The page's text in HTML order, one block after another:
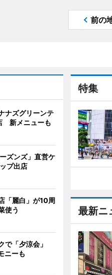
前の
特集
最新ニ
ナズグリーンテ
新メニューも
ズンズ」直営ケ
プ出店
「麗白」が10周
使う
で「夕涼会」
ニーも